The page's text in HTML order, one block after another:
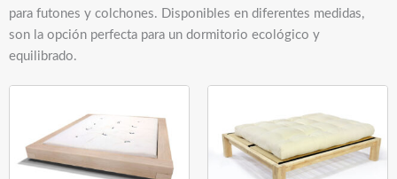
para futones y colchones. Disponibles en diferentes medidas,
son la opción perfecta para un dormitorio ecológico y
equilibrado.